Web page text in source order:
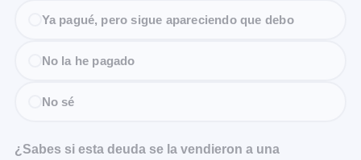
Ya pagué, pero sigue apareciendo que debo
No la he pagado
No sé
¿Sabes si esta deuda se la vendieron a una